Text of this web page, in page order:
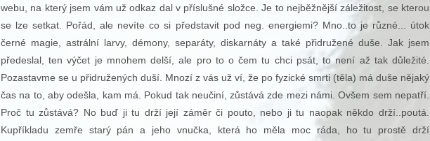
webu, na který jsem vám už odkaz dal v příslušné složce. Je to nejběžnější záležitost, se kterou
se lze setkat. Pořád, ale nevíte co si představit pod neg. energiemi? Mno..to je různé... útok
černé magie, astrální larvy, démony, separáty, diskarnáty a také přidružené duše. Jak jsem
předeslal, ten výčet je mnohem delší, ale pro to o čem tu chci psát, to není až tak důležité.
Pozastavme se u přidružených duší. Mnozí z vás už ví, že po fyzické smrti (těla) má duše nějaký
čas na to, aby odešla, kam má. Pokud tak neučiní, zůstává zde mezi námi. Ovšem sem nepatří.
Proč tu zůstává? No buď ji tu drží její záměr či pouto, nebo ji tu naopak někdo drží..poutá.
Kupříkladu zemře starý pán a jeho vnučka, která ho měla moc ráda, ho tu prostě drží